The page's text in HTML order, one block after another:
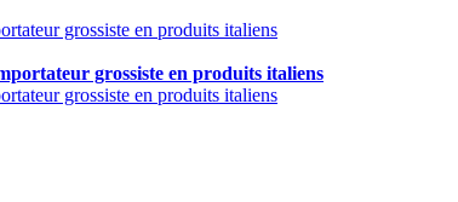
grossiste en produits italiens